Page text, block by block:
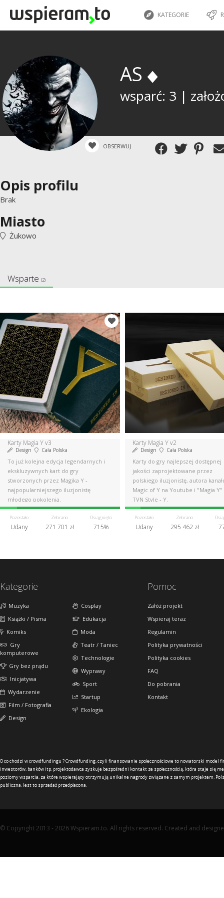
KATEGORIE
AS
wsparć: 3 |
OBSERWUJ
Opis profilu
Brak
Miasto
Żukowo
Wsparte (2)
Karty Magia Y v3
Design Cała Polska
To już kolejna edycja legendarnych i
ekskluzywnych kart do gry
stworzonych przez Magika Y -
najpopularniejszego iluzjonistę
młodego pokolenia.
Pozostało
Udany
Zebrano
271 701 zł
Osiągnięto
715%
Karty Magia Y v2
Design Cała Polska
Karty do gry najlepszej dostępnej
jakości zaprojektowane przez
polskiego iluzjonistę, autora
Magic of Y na Youtube i "Magia Y"
TVN Style - Y.
Pozostało
Udany
Zebrano
295 462 zł
Kategorie
Muzyka
Książki / Pisma
Komiks
Gry
komputerowe
Gry bez prądu
Inicjatywa
Wydarzenie
Film / Fotografia
Design
Cosplay
Edukacja
Moda
Teatr / Taniec
Technologie
Wyprawy
Sport
Startup
Ekologia
Pomoc
Załóż projekt
Wspieraj teraz
Regulamin
Polityka prywatności
Polityka cookies
FAQ
Do pobrania
Kontakt
O co chodzi w crowdfundingu ?Crowdfunding, czyli finansowanie społecznościowe to nowatorski model
inwestorów, banków itp. projektodawca zyskuje bezpośredni kontakt ze społecznością, która staje się
poziomy wsparcia, za które wspierający otrzymują unikalne nagrody związane z samym projektem.
publiczna. Jest to sprzedaż przedpłacona.
© Copyright 2013 - 2026 Wspieram.to. All rights reserved. Created and